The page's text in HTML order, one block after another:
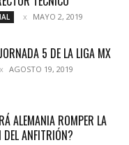
MAYO 2, 2019
5 DE LA LIGA MX
AGOSTO 19, 2019
ALEMANIA ROMPER LA
ANFITRIÓN?